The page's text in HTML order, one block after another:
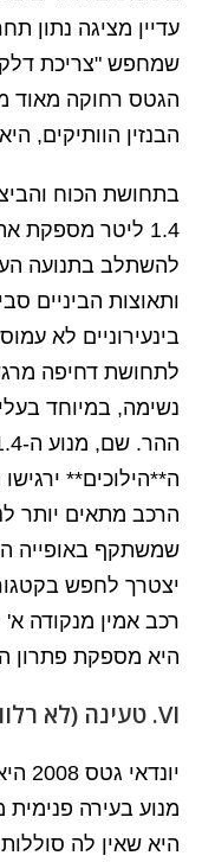
עדיין מציגה נתון
שמחפש "צריכת
הגטס רחוקה מאוד
הבנזין הוותיקים,
בתחושת הכוח
1.4 ליטר מספקת
להשתלב בתנועה
ותאוצות הביניים
בינעירוניים לא
לתחושת דחיפה
ה**הילוכים**
הרכב מתאים יותר
שמשתקף באופייה
יצטרך לחפש
רכב אמין מנקודה א'
היא מספקת פתרון
VI. טעינה (לא רלוונטי)
מנוע בעירה
היא שאין לה